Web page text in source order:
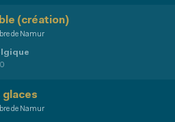
de Namur
(création)
de Namur
glaces